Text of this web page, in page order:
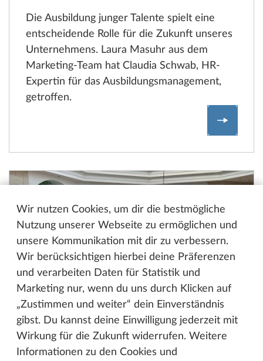
Wir nutzen Cookies, um dir die bestmögliche
Nutzung unserer Webseite zu ermöglichen und
unsere Kommunikation mit dir zu verbessern.
Wir berücksichtigen hierbei deine Präferenzen
und verarbeiten Daten für Statistik und
Marketing nur, wenn du uns durch Klicken auf
„Zustimmen und weiter“ dein Einverständnis
gibst. Du kannst deine Einwilligung jederzeit mit
Wirkung für die Zukunft widerrufen. Weitere
Informationen zu den Cookies und
Die Ausbildung junger Talente spielt eine
entscheidende Rolle für die Zukunft unseres
Unternehmens. Laura Masuhr aus dem
Marketing-Team hat Claudia Schwab, HR-
Expertin für das Ausbildungsmanagement,
getroffen.
Die
14.03.2024
Karrierewege bei Hobby: Zwei